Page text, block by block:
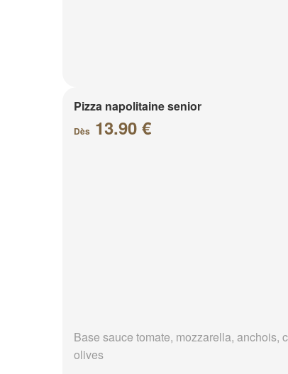
Pizza napolitaine senior
Dès 13.90 €
Base sauce tomate, mozzarella, anchois,
olives